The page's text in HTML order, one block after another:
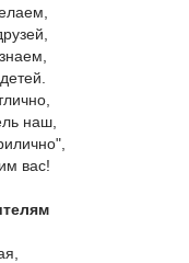
наш,
вас!